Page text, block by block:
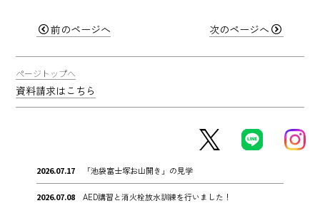
前のページへ 次のページへ
ページトップへ
資料請求はこちら
2026.07.17 「池袋富士塚お山開き」の見学
2026.07.08 AED講習と消火栓放水訓練を行いました！